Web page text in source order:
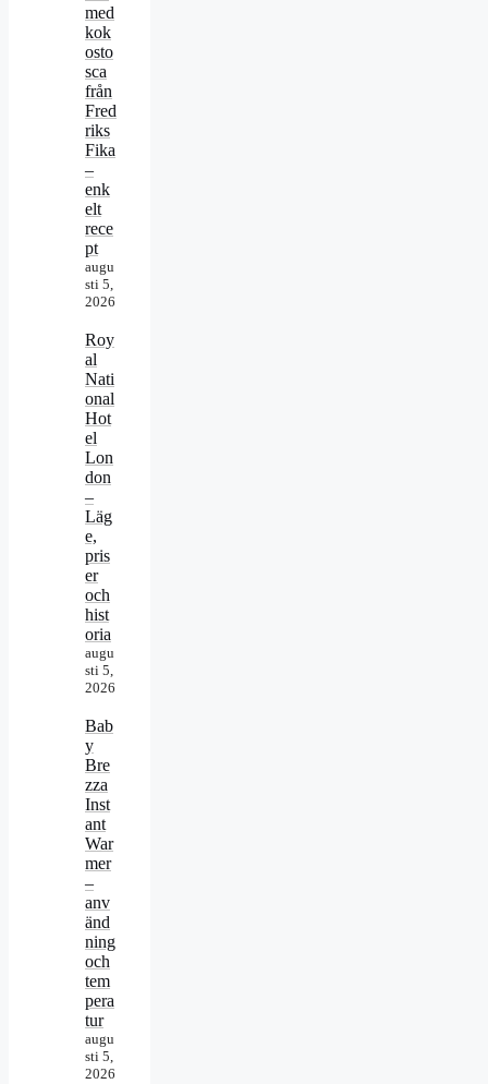
med
kok
osto
sca
från
Fred
riks
Fika
–
enk
elt
rece
pt
augu
sti 5,
2026
Roy
al
Nati
onal
Hot
el
Lon
don
–
Läg
e,
pris
er
och
hist
oria
augu
sti 5,
2026
Bab
y
Bre
zza
Inst
ant
War
mer
–
anv
änd
ning
och
tem
pera
tur
augu
sti 5,
2026